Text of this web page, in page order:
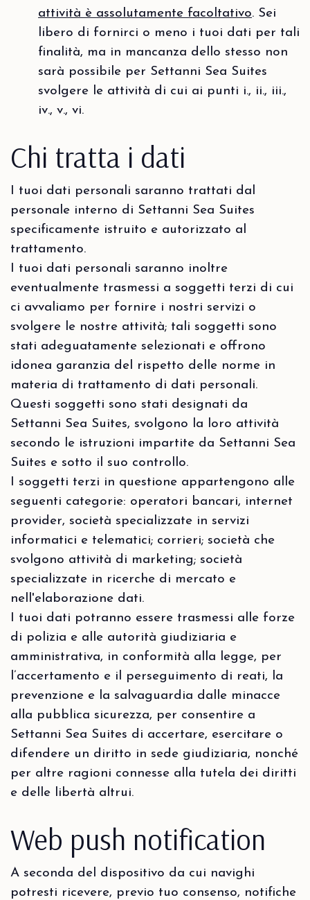
attività è assolutamente facoltativo. Sei
libero di fornirci o meno i tuoi dati per tali
finalità, ma in mancanza dello stesso non
sarà possibile per Settanni Sea Suites
svolgere le attività di cui ai punti i., ii., iii.,
iv., v., vi.
Chi tratta i dati
I tuoi dati personali saranno trattati dal
personale interno di Settanni Sea Suites
specificamente istruito e autorizzato al
trattamento.
I tuoi dati personali saranno inoltre
eventualmente trasmessi a soggetti terzi di cui
ci avvaliamo per fornire i nostri servizi o
svolgere le nostre attività; tali soggetti sono
stati adeguatamente selezionati e offrono
idonea garanzia del rispetto delle norme in
materia di trattamento di dati personali.
Questi soggetti sono stati designati da
Settanni Sea Suites, svolgono la loro attività
secondo le istruzioni impartite da Settanni Sea
Suites e sotto il suo controllo.
I soggetti terzi in questione appartengono alle
seguenti categorie: operatori bancari, internet
provider, società specializzate in servizi
informatici e telematici; corrieri; società che
svolgono attività di marketing; società
specializzate in ricerche di mercato e
nell'elaborazione dati.
I tuoi dati potranno essere trasmessi alle forze
di polizia e alle autorità giudiziaria e
amministrativa, in conformità alla legge, per
l’accertamento e il perseguimento di reati, la
prevenzione e la salvaguardia dalle minacce
alla pubblica sicurezza, per consentire a
Settanni Sea Suites di accertare, esercitare o
difendere un diritto in sede giudiziaria, nonché
per altre ragioni connesse alla tutela dei diritti
e delle libertà altrui.
Web push notification
A seconda del dispositivo da cui navighi
potresti ricevere, previo tuo consenso, notifiche